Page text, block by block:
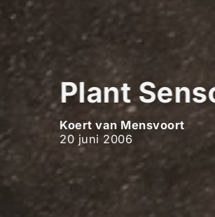
Plant
Koert van Mensvoort
20 juni 2006